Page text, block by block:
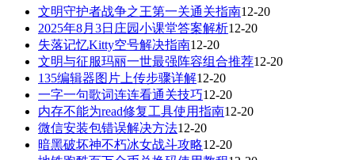
文明守护者战争之王第一关通关指南12-20
2025年8月3日庄园小课堂答案解析12-20
失落记忆Kitty空号解决指南12-20
文明与征服玛丽一世最强阵容组合推荐12-20
135编辑器图片上传步骤详解12-20
一字一句歌词连连看通关技巧12-20
内存不能为read修复工具使用指南12-20
微信安装包错误解决方法12-20
暗黑破坏神不朽冰女战斗攻略12-20